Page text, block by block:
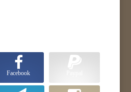
Facebook